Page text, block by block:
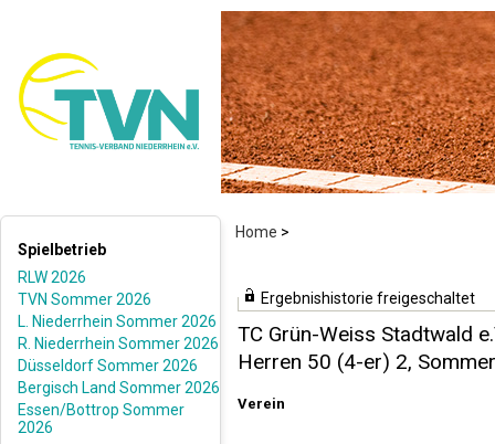
Home >
Spielbetrieb
RLW 2026
TVN Sommer 2026
L. Niederrhein Sommer 2026
R. Niederrhein Sommer 2026
Düsseldorf Sommer 2026
Bergisch Land Sommer 2026
Essen/Bottrop Sommer
2026
Ergebnishistorie freigeschaltet
TC Grün-Weiss Stadtwald
Herren 50 (4-er) 2,
Verein